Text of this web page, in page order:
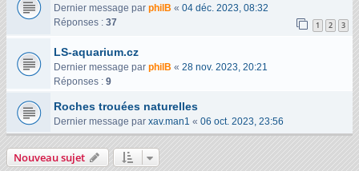
Dernier message par philB « 04 déc. 2023, 08:32
Réponses : 37 1 2 3
LS-aquarium.cz
Dernier message par philB « 28 nov. 2023, 20:21
Réponses : 9
Roches trouées naturelles
Dernier message par xav.man1 « 06 oct. 2023, 23:56
Nouveau sujet